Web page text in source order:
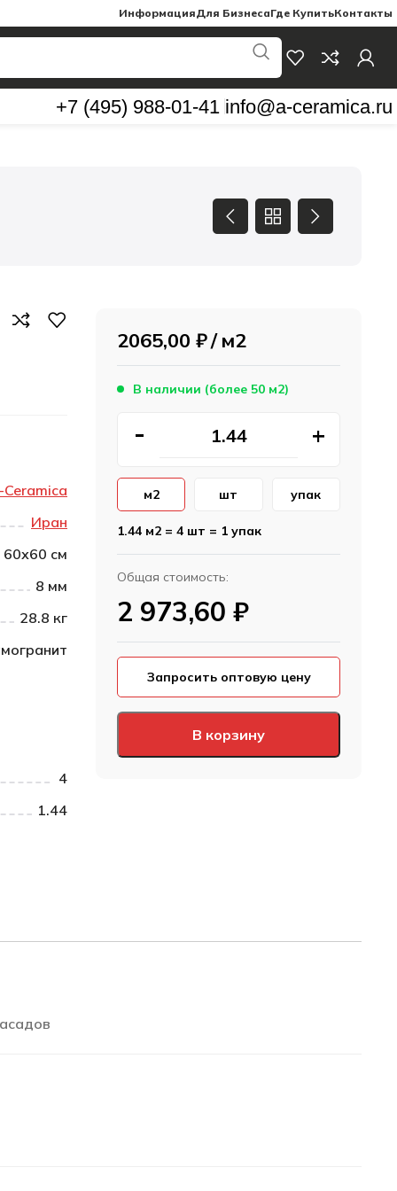
ИнформацияДля БизнесаГде КупитьКонтакты
+7 (495) 988-01-41 info@a-ceramica.ru
Иран
60х60 см
8 мм
28.8 кг
4
1.44
2065,00 ₽ м2
В наличии (более 50 м2)
В корзину
м2 шт упак
1.44 м2 = 4 шт = 1 упак
Общая стоимость:
2 973,60 ₽
Запросить оптовую цену